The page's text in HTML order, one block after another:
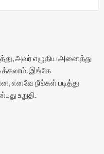
அவர் எழுதிய அனைத்து
இங்கே
எனவே நீங்கள் படித்து
உறுதி.